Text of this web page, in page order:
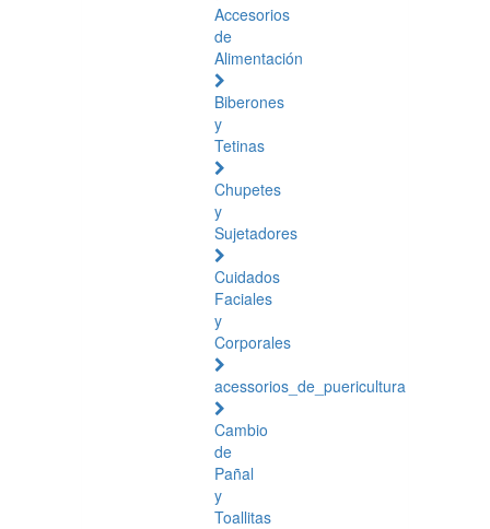
Accesorios
de
Alimentación
Biberones
y
Tetinas
Chupetes
y
Sujetadores
Cuidados
Faciales
y
Corporales
acessorios_de_puericultura
Cambio
de
Pañal
y
Toallitas